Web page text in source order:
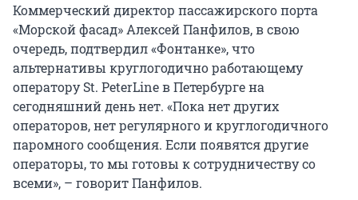
Коммерческий директор пассажирского порта
«Морской фасад» Алексей Панфилов, в свою
очередь, подтвердил «Фонтанке», что
альтернативы круглогодично работающему
оператору St. PeterLine в Петербурге на
сегодняшний день нет. «Пока нет других
операторов, нет регулярного и круглогодичного
паромного сообщения. Если появятся другие
операторы, то мы готовы к сотрудничеству со
всеми», – говорит Панфилов.